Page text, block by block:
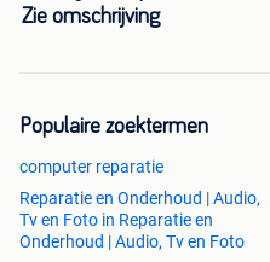
7/7
Zie omschrijving
Populaire zoektermen
computer reparatie
Reparatie en Onderhoud | Audio,
Tv en Foto in Reparatie en
Onderhoud | Audio, Tv en Foto